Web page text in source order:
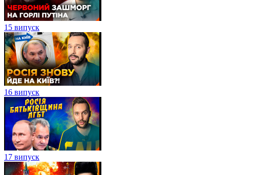
15 випуск
16 випуск
17 випуск